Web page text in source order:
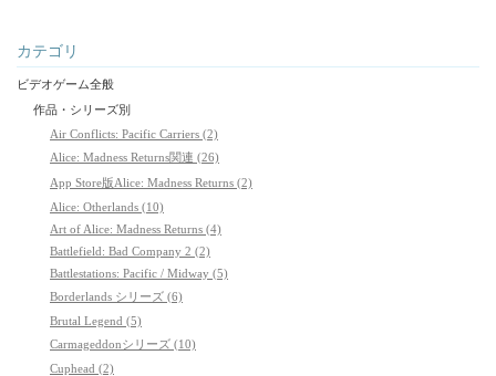
カテゴリ
ビデオゲーム全般
作品・シリーズ別
Air Conflicts: Pacific Carriers (2)
Alice: Madness Returns関連 (26)
App Store版Alice: Madness Returns (2)
Alice: Otherlands (10)
Art of Alice: Madness Returns (4)
Battlefield: Bad Company 2 (2)
Battlestations: Pacific / Midway (5)
Borderlands シリーズ (6)
Brutal Legend (5)
Carmageddonシリーズ (10)
Cuphead (2)